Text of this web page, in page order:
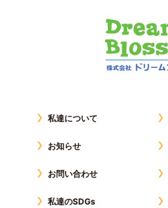
私達について
お知らせ
お問い合わせ
私達のSDGs